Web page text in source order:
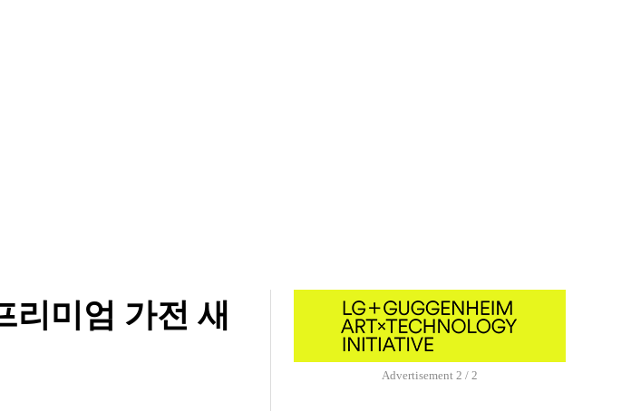
미엄 가전 새
Advertisement 1 / 2